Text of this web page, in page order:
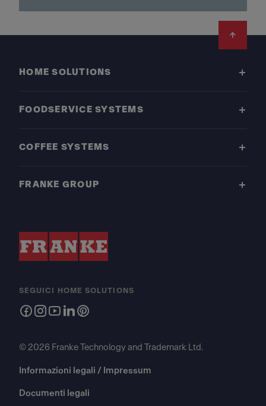
HOME SOLUTIONS
FOODSERVICE SYSTEMS
COFFEE SYSTEMS
FRANKE GROUP
SEGUICI HOME SOLUTIONS
© 2026 Franke Technology and Trademark Ltd.
Informazioni legali / Impressum
Documenti legali